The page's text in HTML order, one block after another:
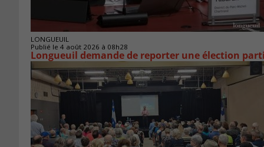
LONGUEUIL
Publié le 4 août 2026 à 08h28
Longueuil demande de reporter une élection